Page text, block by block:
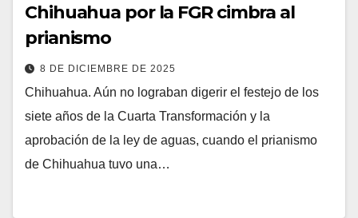
Chihuahua por la FGR cimbra al
prianismo
8 DE DICIEMBRE DE 2025
Chihuahua. Aún no lograban digerir el festejo de los
siete años de la Cuarta Transformación y la
aprobación de la ley de aguas, cuando el prianismo
de Chihuahua tuvo una…